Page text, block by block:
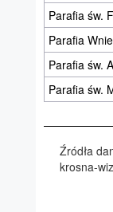
Parafia św.
Parafia
Parafia św.
Parafia św.
Źródła
krosna-